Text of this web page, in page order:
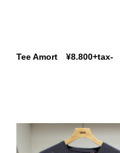
Tee Amort ¥8.800+tax-